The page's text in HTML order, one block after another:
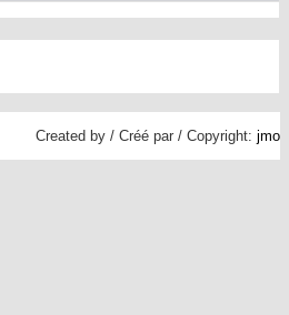
Created by / Créé par / Copyright: jmo